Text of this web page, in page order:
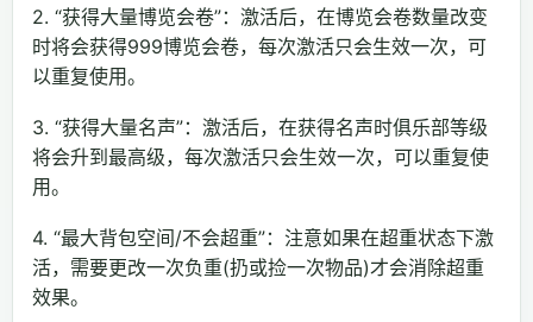
2. “获得大量博览会卷”：激活后，在博览会卷数量改变
时将会获得999博览会卷，每次激活只会生效一次，可
以重复使用。
3. “获得大量名声”：激活后，在获得名声时俱乐部等级
将会升到最高级，每次激活只会生效一次，可以重复使
用。
4. “最大背包空间/不会超重”：注意如果在超重状态下激
活，需要更改一次负重(扔或捡一次物品)才会消除超重
效果。